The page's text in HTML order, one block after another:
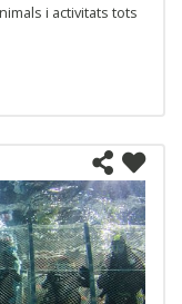
i activitats tots